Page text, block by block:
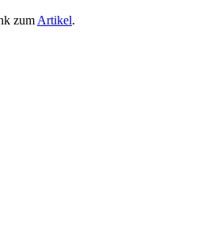
zum Artikel.